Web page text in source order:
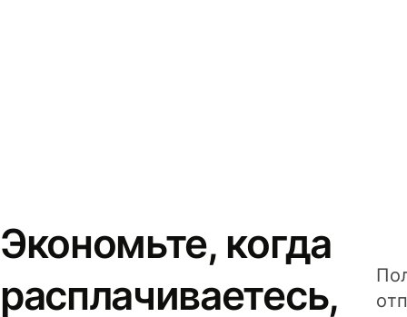
Экономьте, когда
расплачиваетесь,